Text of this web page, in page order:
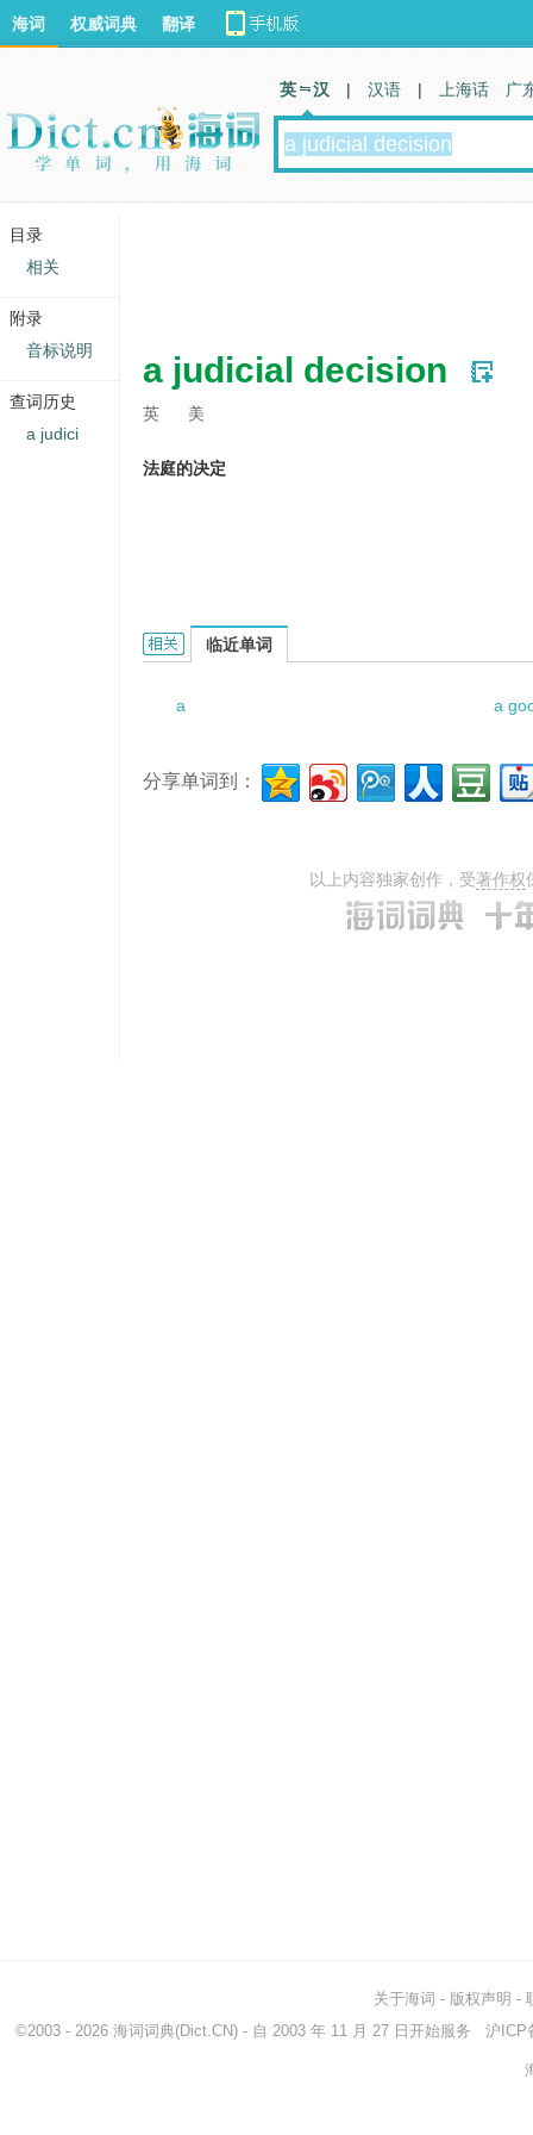
a judicial decision
英 美
法庭的决定
a judicial decision的相关资料：
临近单词
a a
分享单词到：
以上内容独家创作，受著作权
海词 权威词典 翻译
英 汉 | 汉语 | 上海话 广
关于海词 - 版权声明 -
©2003 - 2026 海词词典(Dict.CN) - 自 2003 年 11 月 27 日开始服务 沪ICP
目录
相关
附录
音标说明
查词历史
a judici